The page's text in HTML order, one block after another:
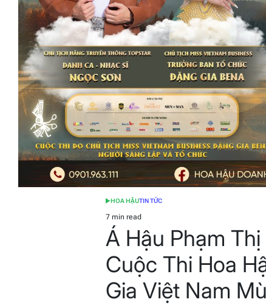
POSTED
IN
HOA HẬUTIN TỨC
Estimated
read
time
7 min read
Á Hậu Phạm
Cuộc Thi Hoa
Gia Việt Nam